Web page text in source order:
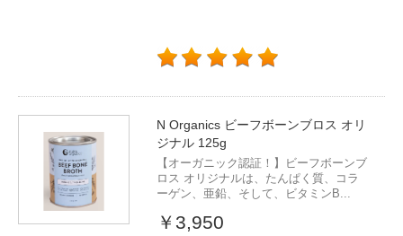
N Organics ビーフボーンブロス オリ
ジナル 125g
【オーガニック認証！】ビーフボーンブ
ロス オリジナルは、たんぱく質、コラ
ーゲン、亜鉛、そして、ビタミンB...
￥3,950